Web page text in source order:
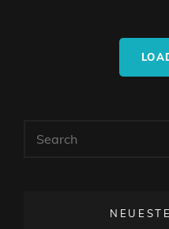
for: